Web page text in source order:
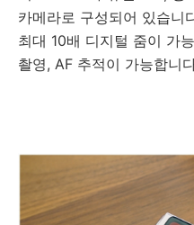
카메라로 구성되어 있습니
최대 10배 디지털 줌이 가
촬영, AF 추적이 가능합니